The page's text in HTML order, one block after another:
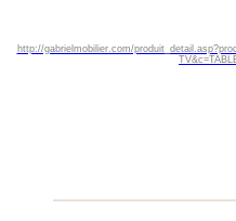
http://gabrielmobilier.com/